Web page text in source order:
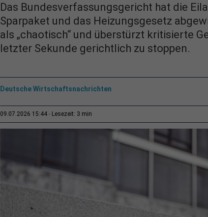
Das Bundesverfassungsgericht hat die
Sparpaket und das Heizungsgesetz
als „chaotisch“ und überstürzt kritisierte
letzter Sekunde gerichtlich zu stoppen.
Deutsche Wirtschaftsnachrichten
09.07.2026 15:44 Lesezeit: 3 min